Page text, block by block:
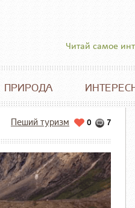
Читай самое
ПРИРОДА
7
0
Пеший туризм